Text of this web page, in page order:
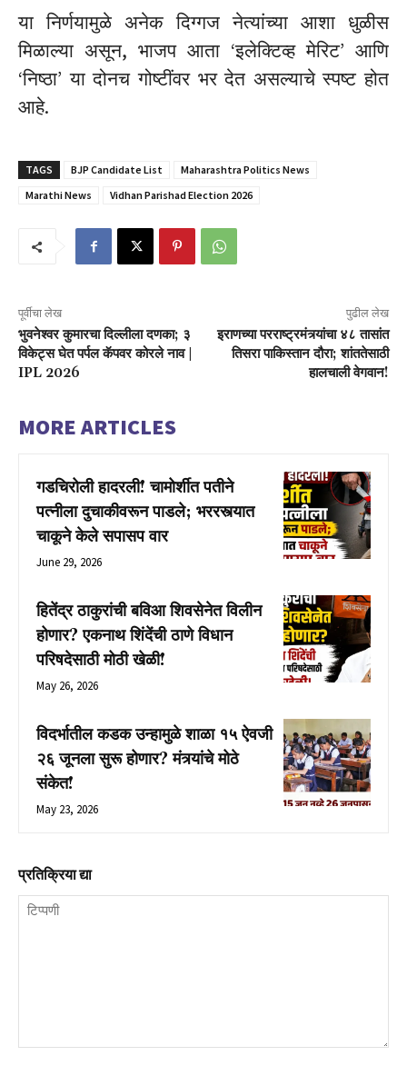
या निर्णयामुळे अनेक दिग्गज नेत्यांच्या आशा धुळीस
मिळाल्या असून, भाजप आता ‘इलेक्टिव्ह मेरिट’ आणि
‘निष्ठा’ या दोनच गोष्टींवर भर देत असल्याचे स्पष्ट होत
आहे.
TAGS BJP Candidate List
Maharashtra Politics News
Marathi News
Vidhan Parishad Election 2026
पूर्वीचा लेख
भुवनेश्वर कुमारचा दिल्लीला दणका; ३
विकेट्स घेत पर्पल कॅपवर कोरले नाव |
IPL 2026
पुढील लेख
इराणच्या परराष्ट्रमंत्र्यांचा ४८ तासांत
तिसरा पाकिस्तान दौरा; शांततेसाठी
हालचाली वेगवान!
MORE ARTICLES
गडचिरोली हादरली! चामोर्शीत पतीने
पत्नीला दुचाकीवरून पाडले; भररस्त्यात
चाकूने केले सपासप वार
June 29, 2026
हितेंद्र ठाकुरांची बविआ शिवसेनेत विलीन
होणार? एकनाथ शिंदेंची ठाणे विधान
परिषदेसाठी मोठी खेळी!
May 26, 2026
विदर्भातील कडक उन्हामुळे शाळा १५ ऐवजी
२६ जूनला सुरू होणार? मंत्र्यांचे मोठे
संकेत!
May 23, 2026
प्रतिक्रिया द्या